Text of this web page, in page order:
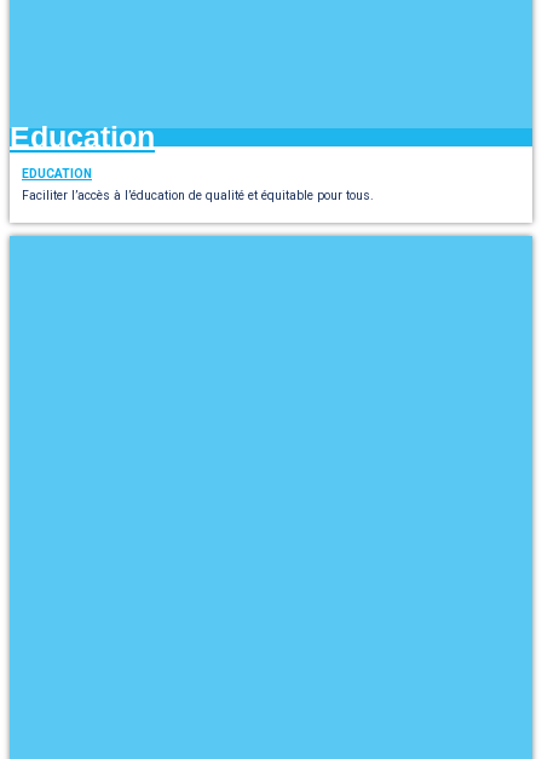
Education
EDUCATION
Faciliter l’accès à l’éducation de qualité et équitable pour tous.